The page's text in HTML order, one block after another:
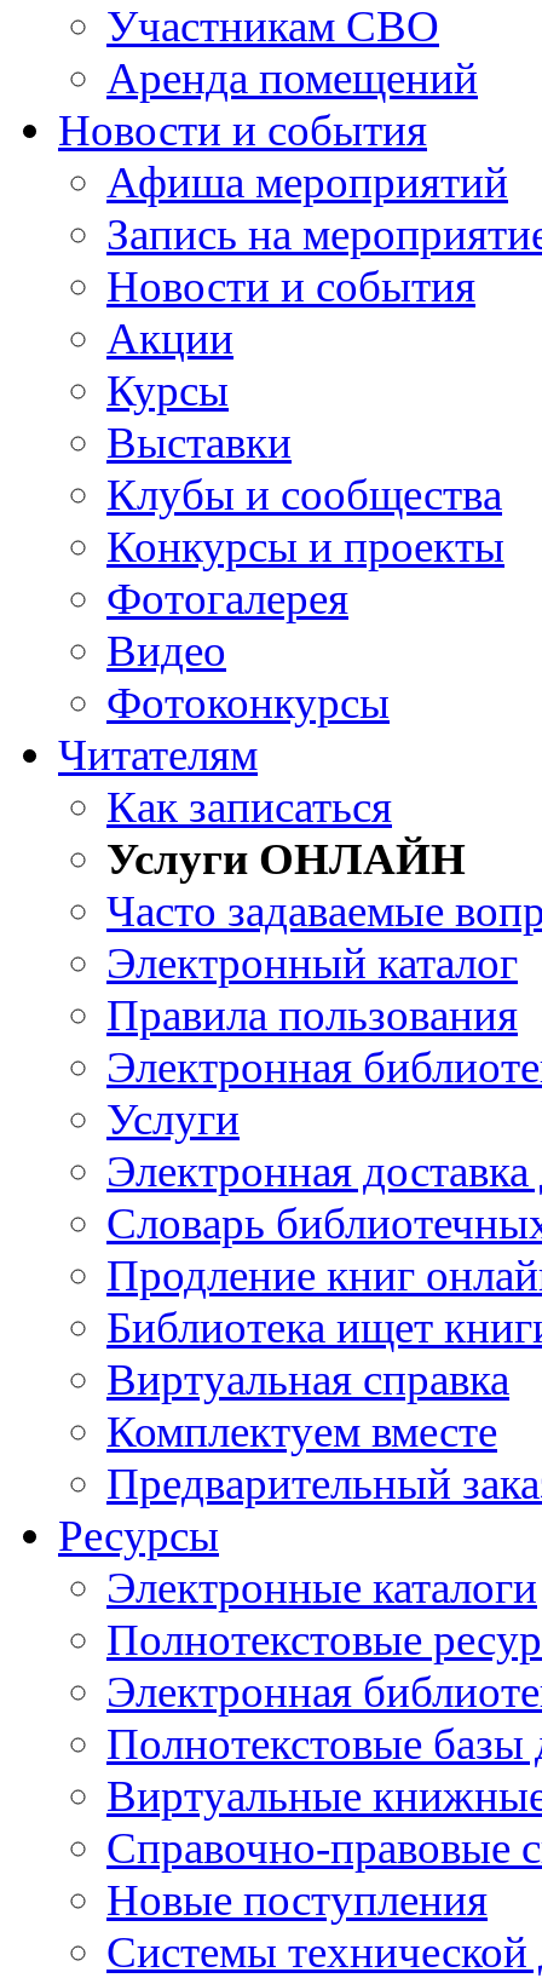
Участникам СВО
Аренда помещений
Новости и события
Афиша мероприятий
Запись на
Новости и события
Акции
Курсы
Выставки
Клубы и сообщества
Конкурсы и проекты
Фотогалерея
Видео
Фотоконкурсы
Читателям
Как записаться
Услуги ОНЛАЙН
Часто задаваемые
Электронный каталог
Правила пользования
Электронная
Услуги
Электронная
Словарь
Продление книг
Библиотека ищет
Виртуальная справка
Комплектуем вместе
Предварительный
Ресурсы
Электронные каталоги
Полнотекстовые
Электронная
Полнотекстовые
Виртуальные
Справочно-правовые
Новые поступления
Cистемы